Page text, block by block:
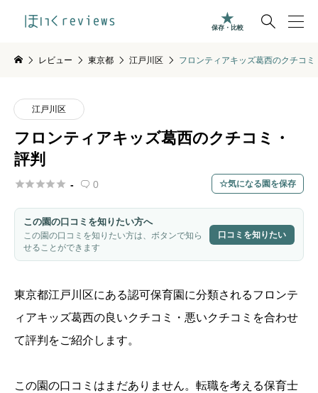

保存・比較
レビュー 東京都 江戸川区 フロンティアキッズ葛西のクチコミ
江戸川区
フロンティアキッズ葛西のクチコミ・
評判
 -  0 気になる園を保存
この園の口コミを知りたい方へ
この園の口コミを知りたい方は、ボタンで知ら
せることができます
口コミを知りたい
東京都江戸川区にある認可保育園に分類されるフロンテ
ィアキッズ葛西の良いクチコミ・悪いクチコミを合わせ
て評判をご紹介します。
この園の口コミはまだありません。転職を考える保育士